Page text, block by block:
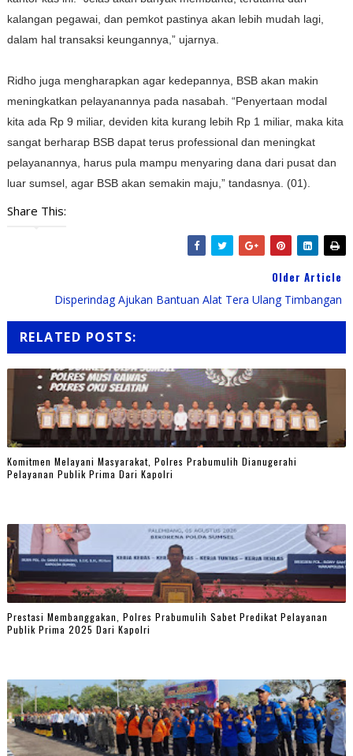
kalangan pegawai, dan pemkot pastinya akan lebih mudah lagi,
dalam hal transaksi keungannya,” ujarnya.
Ridho juga mengharapkan agar kedepannya, BSB akan makin
meningkatkan pelayanannya pada nasabah. “Penyertaan modal
kita ada Rp 9 miliar, deviden kita kurang lebih Rp 1 miliar, maka kita
sangat berharap BSB dapat terus professional dan meningkat
pelayanannya, harus pula mampu menyaring dana dari pusat dan
luar sumsel, agar BSB akan semakin maju,” tandasnya. (01).
Share This:
Older Article
Disperindag Ajukan Bantuan Alat Tera Ulang Timbangan
RELATED POSTS:
Komitmen Melayani Masyarakat, Polres Prabumulih Dianugerahi
Pelayanan Publik Prima Dari Kapolri
Prestasi Membanggakan, Polres Prabumulih Sabet Predikat Pelayanan
Publik Prima 2025 Dari Kapolri